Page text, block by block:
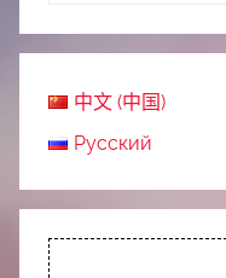
中文 (中国)
Русский